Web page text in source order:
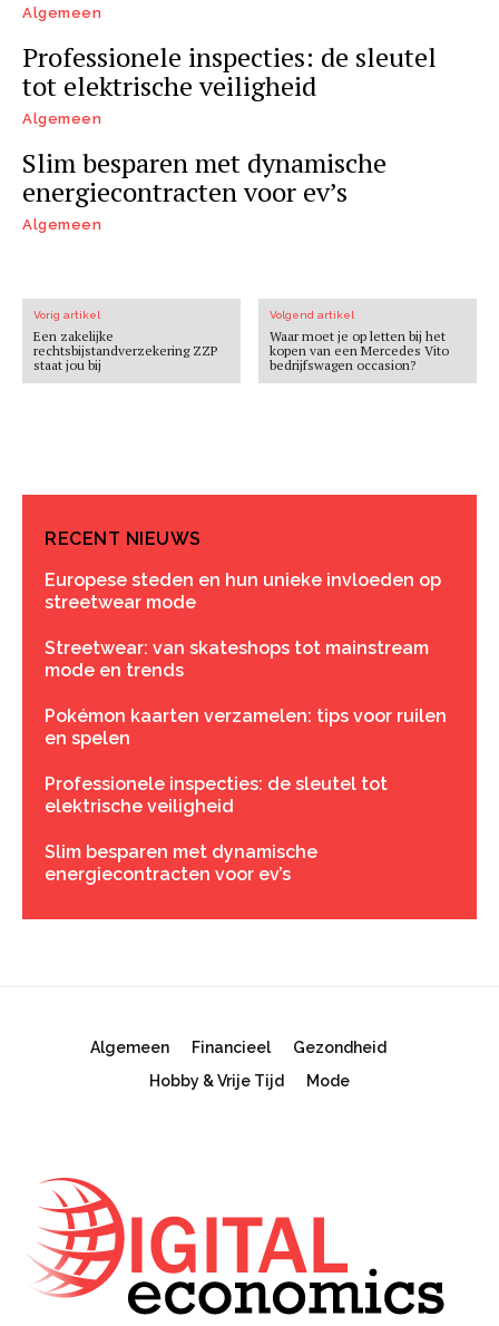
Algemeen
Professionele inspecties: de sleutel
tot elektrische veiligheid
Algemeen
Slim besparen met dynamische
energiecontracten voor ev’s
Algemeen
Vorig artikel
Een zakelijke
rechtsbijstandverzekering ZZP
staat jou bij
Volgend artikel
Waar moet je op letten bij het
kopen van een Mercedes Vito
bedrijfswagen occasion?
RECENT NIEUWS
Europese steden en hun unieke invloeden op
streetwear mode
Streetwear: van skateshops tot mainstream
mode en trends
Pokémon kaarten verzamelen: tips voor ruilen
en spelen
Professionele inspecties: de sleutel tot
elektrische veiligheid
Slim besparen met dynamische
energiecontracten voor ev’s
Algemeen Financieel
Gezondheid
Hobby & Vrije Tijd
Mode